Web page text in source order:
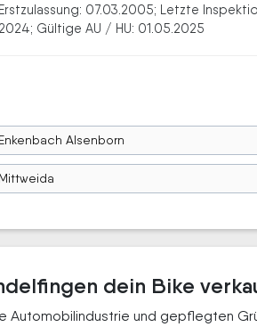
Erstzulassung: 07.03.2005; Letzte
2024; Gültige AU / HU: 01.05.2025
Enkenbach Alsenborn
Mittweida
dein Bike
Automobilindustrie und gepflegten